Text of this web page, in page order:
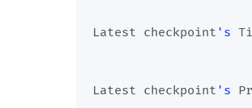
Latest checkpoint 's
Latest checkpoint 's